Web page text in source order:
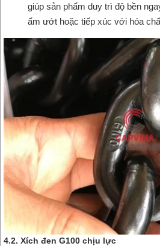
giúp sản phẩm duy trì độ bền
ẩm ướt hoặc tiếp xúc với hóa
4.2. Xích đen G100 chịu lực